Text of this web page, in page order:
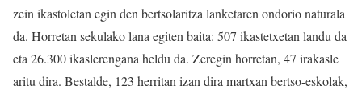
zein ikastoletan egin den bertsolaritza lanketaren ondorio naturala
da. Horretan sekulako lana egiten baita: 507 ikastetxetan landu da
eta 26.300 ikaslerengana heldu da. Zeregin horretan, 47 irakasle
aritu dira. Bestalde, 123 herritan izan dira martxan bertso-eskolak,